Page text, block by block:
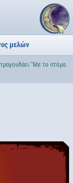
μελών
"Με το στόμα